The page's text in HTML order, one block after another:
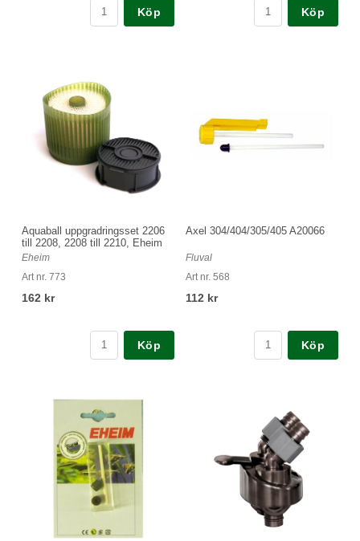
Köp Köp
Aquaball uppgradringsset 2206
till 2208, 2208 till 2210, Eheim
Eheim
Art nr. 773
162 kr
Köp
Axel 304/404/305/405 A20066
Fluval
Art nr. 568
112 kr
Köp